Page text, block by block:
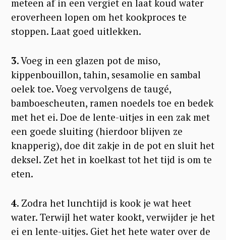
meteen af in een vergiet en laat koud water
eroverheen lopen om het kookproces te
stoppen. Laat goed uitlekken.
3. Voeg in een glazen pot de miso,
kippenbouillon, tahin, sesamolie en sambal
oelek toe. Voeg vervolgens de taugé,
bamboescheuten, ramen noedels toe en bedek
met het ei. Doe de lente-uitjes in een zak met
een goede sluiting (hierdoor blijven ze
knapperig), doe dit zakje in de pot en sluit het
deksel. Zet het in koelkast tot het tijd is om te
eten.
4. Zodra het lunchtijd is kook je wat heet
water. Terwijl het water kookt, verwijder je het
ei en lente-uitjes. Giet het hete water over de